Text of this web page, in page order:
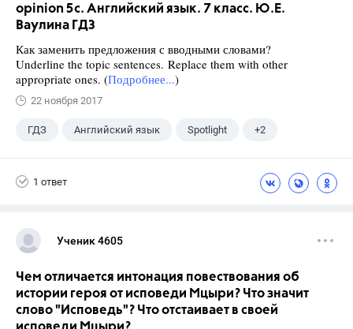
opinion 5c. Английский язык. 7 класс. Ю.Е.
Ваулина ГДЗ
Как заменить предложения с вводными словами?
Underline the topic sentences. Replace them with other
appropriate ones. (Подробнее...)
22 ноября 2017
ГДЗ Английский язык Spotlight +2
1 ответ
Ученик 4605
Чем отличается интонация повествования об
истории героя от исповеди Мцыри? Что значит
слово "Исповедь"? Что отстаивает в своей